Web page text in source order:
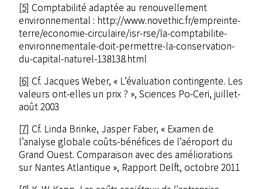
[5] Comptabilité adaptée au renouvellement
environnemental : http://www.novethic.fr/empreinte-
terre/economie-circulaire/isr-rse/la-comptabilite-
environnementale-doit-permettre-la-conservation-
du-capital-naturel-138138.html
[6] Cf. Jacques Weber, « L’évaluation contingente. Les
valeurs ont-elles un prix ? », Sciences Po-Ceri, juillet-
août 2003
[7] Cf. Linda Brinke, Jasper Faber, « Examen de
l’analyse globale coûts-bénéfices de l’aéroport du
Grand Ouest. Comparaison avec des améliorations
sur Nantes Atlantique », Rapport Delft, octobre 2011